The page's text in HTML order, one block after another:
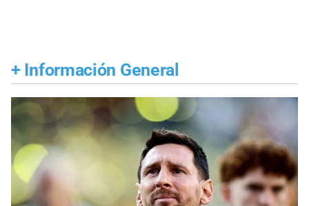
+ Información General